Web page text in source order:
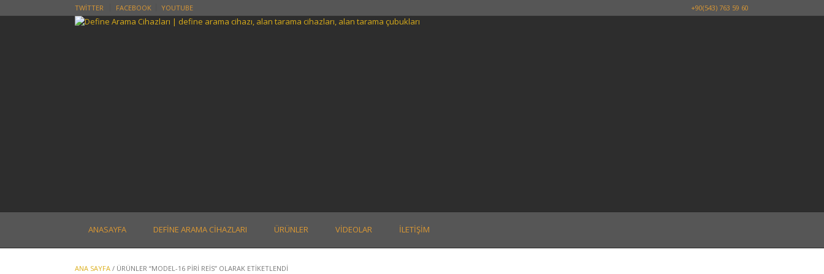
to
TWITTER FACEBOOK YOUTUBE +90(543) 763 59 60
ANASAYFA DEFINE ARAMA CIHAZLARI ÜRÜNLER VIDEOLAR İLETIŞIM
ANA SAYFA / ÜRÜNLER “MODEL-16 PIRI REIS” OLARAK ETIKETLENDI